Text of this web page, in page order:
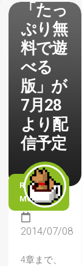
「たっ
ぷり無
料で遊
べる
版」が
7月28
より配
信予定
READ
MORE
2014/07/08
4章まで、